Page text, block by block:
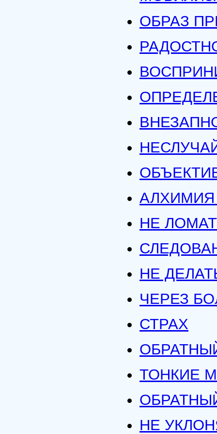
ОБРАЗ
АЛХИМИЯ
НЕ
НЕ
ЧЕРЕЗ
СТРАХ
ТОНКИЕ
НЕ